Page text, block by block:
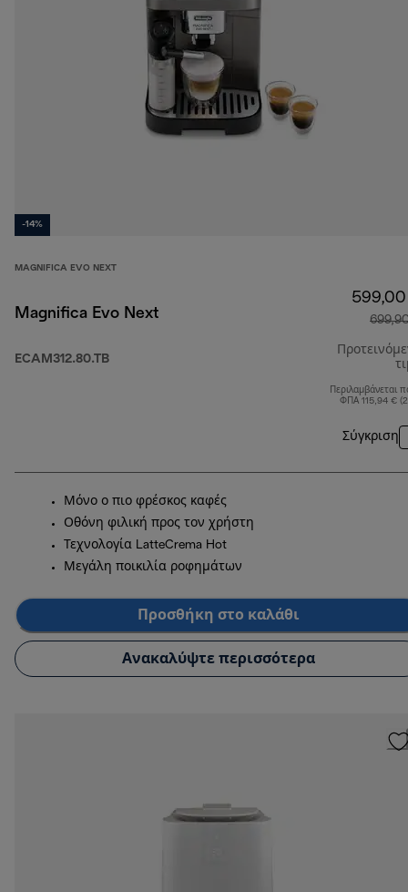
-14%
MAGNIFICA EVO NEXT
Magnifica Evo Next
ECAM312.80.TB
Περιλαμβάνεται
ΦΠΑ 115,94 €
Σύγκριση
Μόνο ο πιο φρέσκος καφές
Οθόνη φιλική προς τον χρήστη
Τεχνολογία LatteCrema Hot
Μεγάλη ποικιλία ροφημάτων
Προσθήκη στο καλάθι
Ανακαλύψτε περισσότερα